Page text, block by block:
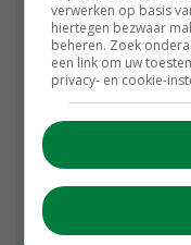
gelanceerd door
Ferd Crone, It
en
de neerwaartse
weidevogels
aanwijzen van
met een kern van
worden optimaal
weidevogel.Naast
waterpeil,
verwerken op basis
hiertegen bezwaar
beheren. Zoek
een link om uw
privacy- en cookie-